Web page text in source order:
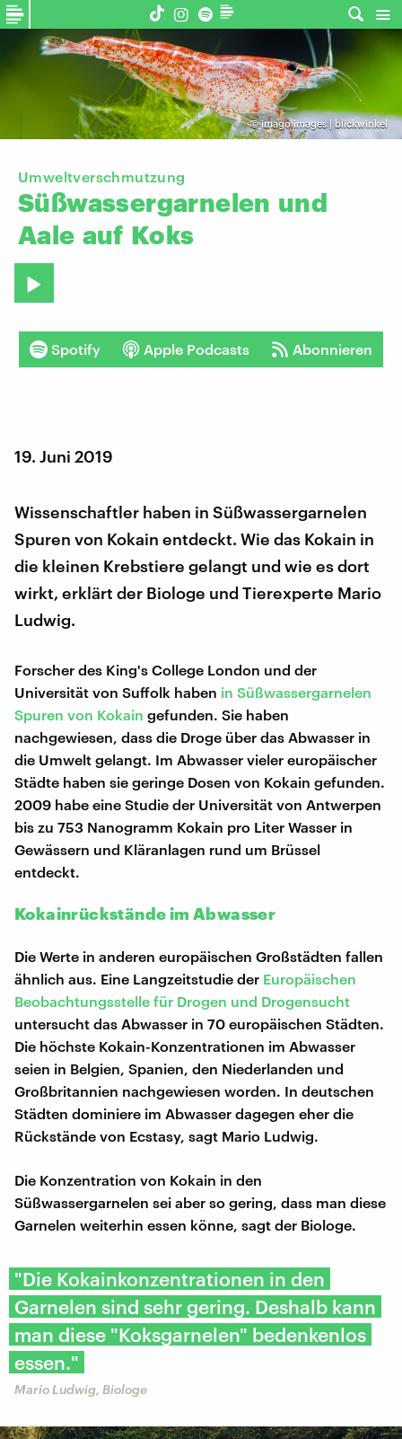
©imago images | blickwinkel
Umweltverschmutzung
Süßwassergarnelen und
Aale auf Koks
Spotify Apple Podcasts Abonnieren
19. Juni 2019
Wissenschaftler haben in Süßwassergarnelen
Spuren von Kokain entdeckt. Wie das Kokain in
die kleinen Krebstiere gelangt und wie es dort
wirkt, erklärt der Biologe und Tierexperte Mario
Ludwig.
Forscher des King's College London und der
Universität von Suffolk haben in Süßwassergarnelen
Spuren von Kokain gefunden. Sie haben
nachgewiesen, dass die Droge über das Abwasser in
die Umwelt gelangt. Im Abwasser vieler europäischer
Städte haben sie geringe Dosen von Kokain gefunden.
2009 habe eine Studie der Universität von Antwerpen
bis zu 753 Nanogramm Kokain pro Liter Wasser in
Gewässern und Kläranlagen rund um Brüssel
entdeckt.
Kokainrückstände im Abwasser
Die Werte in anderen europäischen Großstädten fallen
ähnlich aus. Eine Langzeitstudie der Europäischen
Beobachtungsstelle für Drogen und Drogensucht
untersucht das Abwasser in 70 europäischen Städten.
Die höchste Kokain-Konzentrationen im Abwasser
seien in Belgien, Spanien, den Niederlanden und
Großbritannien nachgewiesen worden. In deutschen
Städten dominiere im Abwasser dagegen eher die
Rückstände von Ecstasy, sagt Mario Ludwig.
Die Konzentration von Kokain in den
Süßwassergarnelen sei aber so gering, dass man diese
Garnelen weiterhin essen könne, sagt der Biologe.
"Die Kokainkonzentrationen in den
Garnelen sind sehr gering. Deshalb kann
man diese "Koksgarnelen" bedenkenlos
essen."
Mario Ludwig, Biologe